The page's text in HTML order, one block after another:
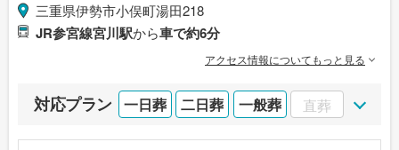
三重県伊勢市小俣町湯田218
JR参宮線宮川駅から車で約6分
アクセス情報についてもっと見る
対応プラン 一日葬 二日葬 一般葬 直葬